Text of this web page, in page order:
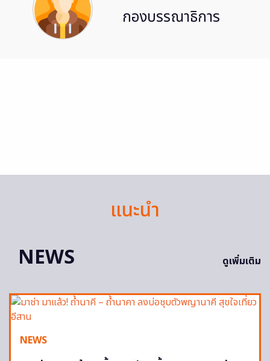
กองบรรณาธิการ
แนะนำ
NEWS
ดูเพิ่มเติม
NEWS